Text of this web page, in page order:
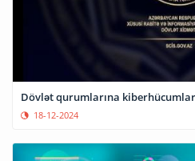
Dövlət qurumlarına
18-12-2024